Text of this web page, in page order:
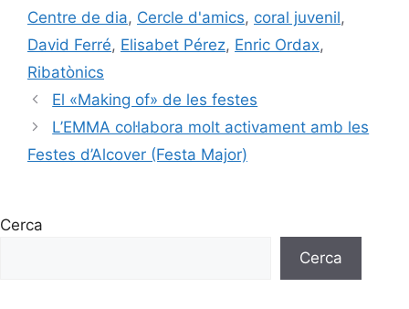
Centre de dia, Cercle d'amics, coral juvenil,
David Ferré, Elisabet Pérez, Enric Ordax,
Ribatònics
El «Making of» de les festes
L’EMMA col·labora molt activament amb les
Festes d’Alcover (Festa Major)
Cerca
Cerca